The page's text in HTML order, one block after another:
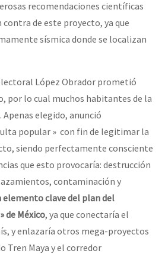
recomendaciones científicas
de este proyecto, ya que
sísmica donde se localizan
López Obrador prometió
por lo cual muchos habitantes de la
elegido, anunció
popular » con fin de legitimar la
siendo perfectamente consciente
que esto provocaría: destrucción
contaminación y
elemento clave del plan del
de México, ya que conectaría el
y enlazaría otros mega-proyectos
Tren Maya y el corredor